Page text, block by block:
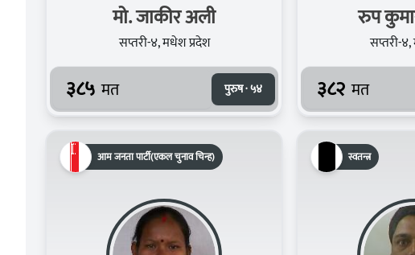
मो. जाकीर अली
सप्तरी-४, मधेश प्रदेश
३८५ मत पुरुष · ५४
रुप
सप्तरी-
३८२ मत
आम जनता पार्टी(एकल चुनाव चिन्ह) स्वतन्त्र